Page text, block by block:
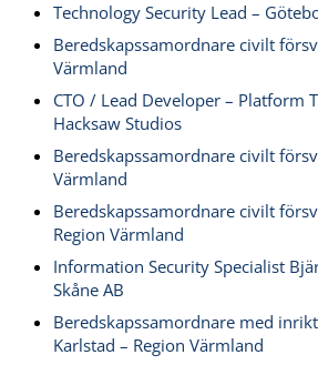
Technology Security Lead –
Beredskapssamordnare civilt
Värmland
CTO / Lead Developer – Platform
Hacksaw Studios
Beredskapssamordnare civilt
Värmland
Beredskapssamordnare civilt
Region Värmland
Information Security Specialist
Skåne AB
Beredskapssamordnare med
Karlstad – Region Värmland